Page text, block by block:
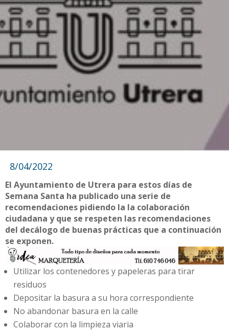
8/04/2022
El Ayuntamiento de Utrera para estos días de
Semana Santa ha publicado una serie de
recomendaciones pidiendo la la colaboración
ciudadana y que se respeten las recomendaciones
del decálogo de buenas prácticas que a continuación
se exponen.
Utilizar los contenedores y papeleras para tirar
residuos
Depositar la basura a su hora correspondiente
No abandonar basura en la calle
Colaborar con la limpieza viaria